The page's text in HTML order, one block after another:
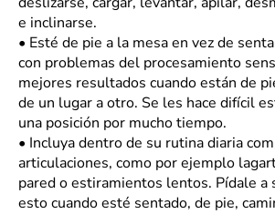
e inclinarse.
• Esté de pie a la mesa en vez de
con problemas del procesamiento
mejores resultados cuando están de
de un lugar a otro. Se les hace difícil
una posición por mucho tiempo.
• Incluya dentro de su rutina diaria
articulaciones, como por ejemplo
pared o estiramientos lentos. Pídale a
esto cuando esté sentado, de pie,